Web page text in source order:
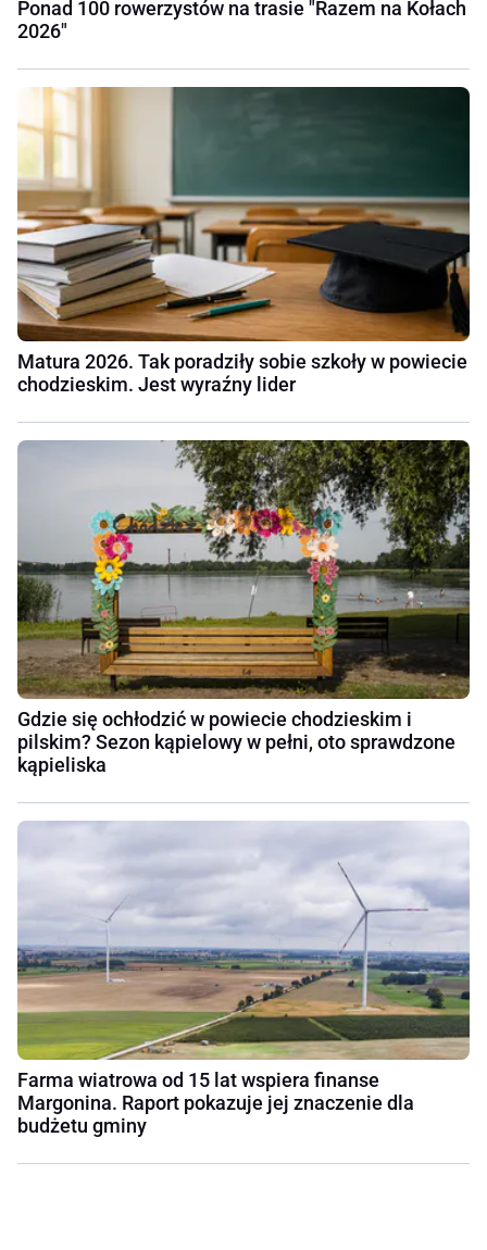
Ponad 100 rowerzystów na trasie "Razem na Kołach
2026"
Matura 2026. Tak poradziły sobie szkoły w powiecie
chodzieskim. Jest wyraźny lider
Gdzie się ochłodzić w powiecie chodzieskim i
pilskim? Sezon kąpielowy w pełni, oto sprawdzone
kąpieliska
Farma wiatrowa od 15 lat wspiera finanse
Margonina. Raport pokazuje jej znaczenie dla
budżetu gminy